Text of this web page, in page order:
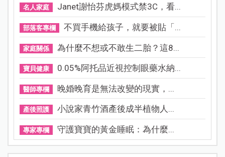
名人家庭 Janet謝怡芬虎媽模式禁3C，看...
部落客專欄 不買手機給孩子，就要被貼「...
家庭關係 為什麼不想或不敢生二胎？這8...
寶貝健康 0.05%阿托品近視控制眼藥水納...
醫師專欄 晚婚晚育是無法改變的現實，...
產後照護 小說家青竹酒產後成半植物人...
專家專欄 守護寶寶的黃金睡眠：為什麼...